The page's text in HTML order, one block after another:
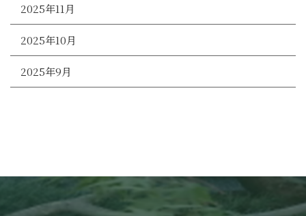
2025年11月
2025年10月
2025年9月